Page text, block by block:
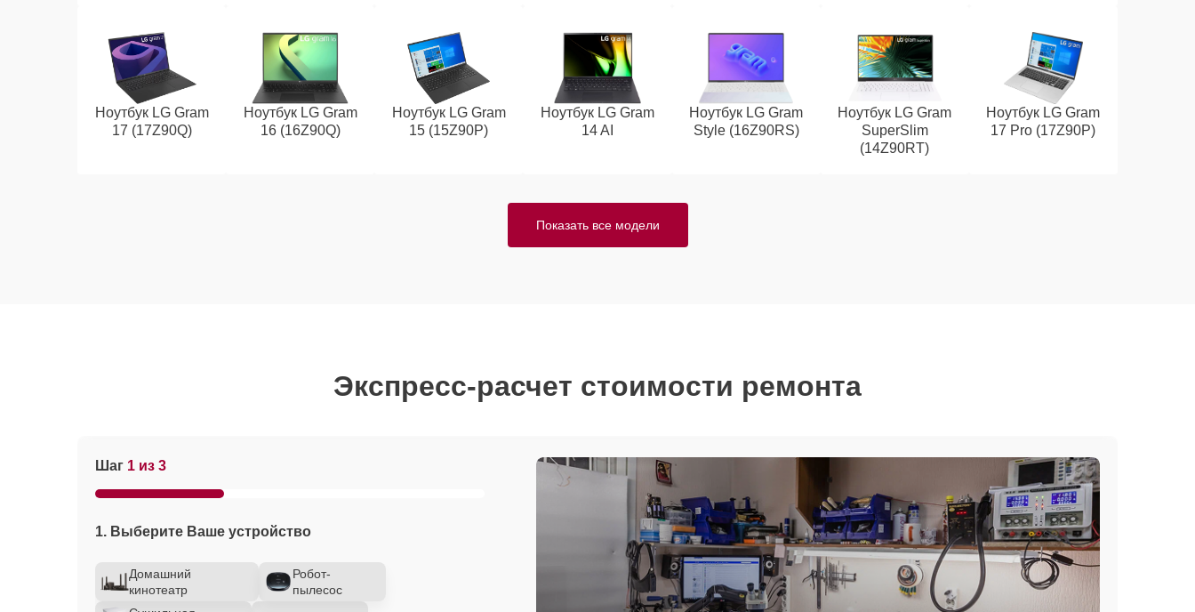
Ноутбук LG Gram
17 (17Z90Q)
Ноутбук LG Gram
16 (16Z90Q)
Ноутбук LG Gram
15 (15Z90P)
Ноутбук LG Gram
14 AI
Ноутбук LG Gram
Style (16Z90RS)
Ноутбук LG Gram
SuperSlim
(14Z90RT)
Ноутбук LG Gram
17 Pro (17Z90P)
Показать все модели
Экспресс-расчет стоимости ремонта
Шаг 1 из 3
1. Выберите Ваше устройство
Домашний
кинотеатр
Робот-
пылесос